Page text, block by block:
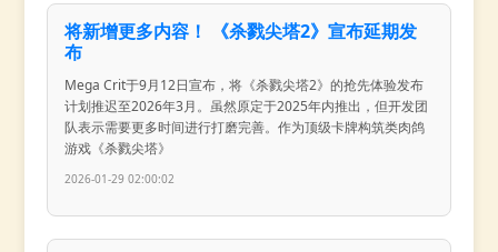
将新增更多内容！ 《杀戮尖塔2》宣布延期发
布
Mega Crit于9月12日宣布，将《杀戮尖塔2》的抢先体验发布
计划推迟至2026年3月。虽然原定于2025年内推出，但开发团
队表示需要更多时间进行打磨完善。作为顶级卡牌构筑类肉鸽
游戏《杀戮尖塔》
2026-01-29 02:00:02